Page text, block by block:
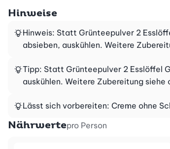
Hinweise
Hinweis: Statt Grünteepulver 2
absieben, auskühlen. Weitere
Tipp: Statt Grünteepulver 2 Esslöffel
auskühlen. Weitere Zubereitung siehe
Lässt sich vorbereiten: Creme ohne
Nährwertepro Person